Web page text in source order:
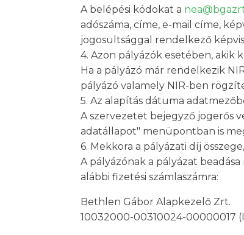
A belépési kódokat a
adószáma, címe, e-mail címe,
jogosultsággal rendelkező
4. Azon pályázók esetében, akik
Ha a pályázó már rendelkezik
pályázó valamely NIR-ben
5. Az alapítás dátuma
A szervezetet bejegyző jogerős
adatállapot" menüpontban is
6. Mekkora a pályázati díj
A pályázónak a pályázat
alábbi fizetési számlaszámra:
Bethlen Gábor Alapkezelő Zrt.
10032000-00310024-00000017